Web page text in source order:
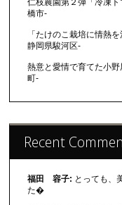
仁枝農園第２弾「冷凍
橋市-
「たけのこ栽培に情熱
静岡県駿河区-
熱意と愛情で育てた小
町-
Recent
福田 容子: とっても、
た�